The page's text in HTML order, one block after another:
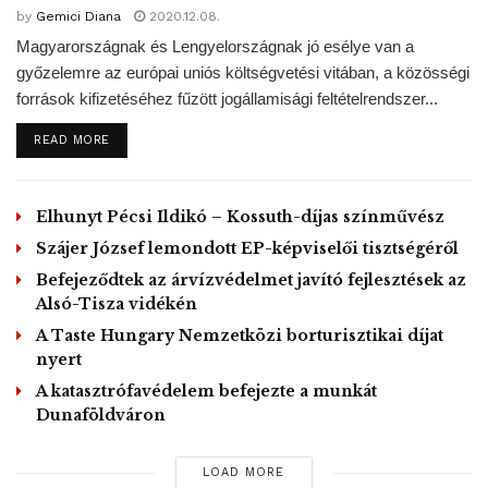
számára biztonságosabb és egészségesebb környezetet
áll rendelkezésre. Ezt segíti elő többek között a
Családvédelmi Akcióterv és a családbarát szülészetek
kialakítása is. A kormány 10 milliárd forintot biztosított a
családbarát szülészeti programra, amely két elemből áll:
Kitért arra, hogy a program első ütemében 6,4 milliárd
forint értékben 44 kórház részesült támogatásban, ebből 50
szülészeti osztályon, továbbá 14 koraszülött intenzív
ellátást nyújtó osztályon kezdődhettek meg a
korszerűsítések. Az infrastrukturális fejlesztések keretei
közt folyamatban vannak épületrész-átalakítások,
kialakítása, valamint országszerte 1100 ágyat érintő
by Gemici Diana 2020.12.08.
Magyarországnak és Lengyelországnak jó esélye van a
győzelemre az európai uniós költségvetési vitában, a közösségi
források kifizetéséhez fűzött jogállamisági feltételrendszer...
READ MOREDETAILS
Elhunyt Pécsi Ildikó – Kossuth-díjas színművész
Szájer József lemondott EP-képviselői tisztségéről
Befejeződtek az árvízvédelmet javító fejlesztések az
Alsó-Tisza vidékén
A Taste Hungary Nemzetközi borturisztikai díjat
nyert
A katasztrófavédelem befejezte a munkát
Dunaföldváron
LOAD MORE